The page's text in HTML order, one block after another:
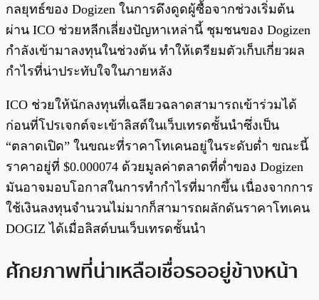
กลยุทธ์ของ Dogizen ในการดึงดูดผู้ซื้อจากช่วงเริ่มต้น
ผ่าน ICO ช่วยหลีกเลี่ยงปัญหาเหล่านี้ ชุมชนของ Dogizen
กำลังเข้ามาลงทุนในช่วงต้น ทำให้เตรียมตัวเก็บเกี่ยวผล
กำไรที่น่าประทับใจในภายหลัง
ICO ช่วยให้นักลงทุนที่เฉลียวฉลาดสามารถเข้าร่วมได้
ก่อนที่โปรเจกต์จะเข้าลิสต์ในเว็บเทรดชั้นนำซึ่งเป็น
“ตลาดเปิด” ในขณะที่ราคาโทเคนอยู่ในระดับต่ำ ขณะนี้
ราคาอยู่ที่ $0.000074 ด้วยมูลค่าตลาดที่ต่ำของ Dogizen
มันอาจมอบโอกาสในการทำกำไรที่มากขึ้น เนื่องจากการ
ใช้เงินลงทุนจำนวนไม่มากก็สามารถผลักดันราคาโทเคน
DOGIZ ได้เมื่อลิสต์บนเว็บเทรดชั้นนำ
ศักยภาพที่น่าเหลือเชื่อรออยู่ข้างหน้า